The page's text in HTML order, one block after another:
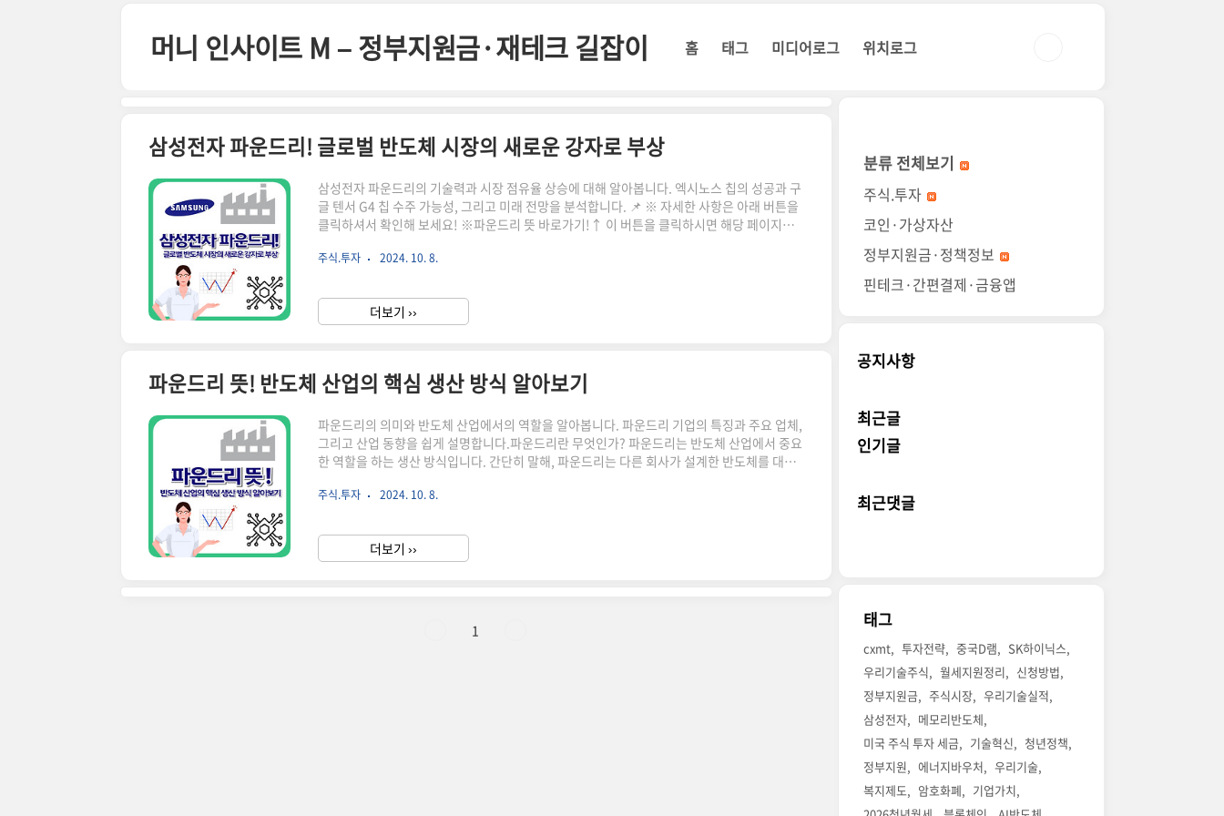
머니 인사이트 M – 정부지원금·재테크 길잡이 홈 태그 미디어로그 위치로그
삼성전자 파운드리! 글로벌 반도체 시장의 새로운 강자로 부상
삼성전자 파운드리의 기술력과 시장 점유율 상승에 대해 알아봅니다. 엑시노스 칩의 성공과 구
글 텐서 G4 칩 수주 가능성, 그리고 미래 전망을 분석합니다. 📌 ※ 자세한 사항은 아래 버튼을
클릭하셔서 확인해 보세요! ※파운드리 뜻 바로가기!↑ 이 버튼을 클릭하시면 해당 페이지로
년간 눈에 띄는 성장을 보여주고 있습니다. 파운드리란 반도체 위탁 생산을 전문으로 하는 사
신을 통해 시장 점유율을 높여가고 있습니다.엑시노스 칩의 성공삼성전자의 자체 개발 칩인 엑
시노스 시리즈가 최근 큰 성공을 거두면서 파운드리 사업에도 긍정적인 영향..
주식.투자 2024. 10. 8.
더보기 ››
파운드리 뜻! 반도체 산업의 핵심 생산 방식 알아보기
파운드리의 의미와 반도체 산업에서의 역할을 알아봅니다. 파운드리 기업의 특징과 주요 업체,
그리고 산업 동향을 쉽게 설명합니다.파운드리란 무엇인가? 파운드리는 반도체 산업에서 중요
한 역할을 하는 생산 방식입니다. 간단히 말해, 파운드리는 다른 회사가 설계한 반도체를 대신
품을 만드는 공장이었습니다. 하지만 반도체 산업에서는 조금 다른 의미로 사용됩니다. 반도체
듭니다.생산 전문: 설계보다는 만드는 것에 집중합니다.첨단 기술: 최신 기술로 작고 성능 좋은
반도체를 만듭니다.파운드리의 역사파운드리 개념은 1980년대 중반에 생겼습니다...
주식.투자 2024. 10. 8.
더보기 ››
1
분류 전체보기
주식.투자
코인·가상자산
정부지원금·정책정보
핀테크·간편결제·금융앱
공지사항
최근글
인기글
최근댓글
태그
cxmt 투자전략 중국D램
SK하이닉스
우리기술주식
월세지원정리
신청방법
정부지원금
주식시장
우리기술실적
삼성전자
메모리반도체
미국 주식 투자 세금
기술혁신
청년정책
정부지원
에너지바우처
우리기술
복지제도
암호화폐
기업가치